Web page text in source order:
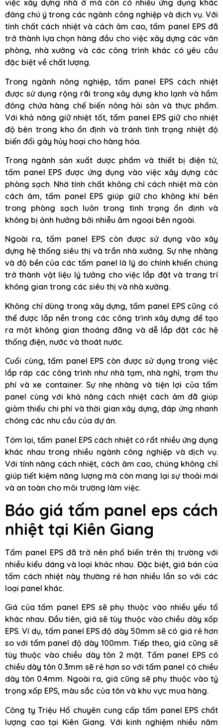
việc xây dựng nhà ở mà còn có nhiều ứng dụng khác
đáng chú ý trong các ngành công nghiệp và dịch vụ. Với
tính chất cách nhiệt và cách âm cao, tấm panel EPS đã
trở thành lựa chọn hàng đầu cho việc xây dựng các văn
phòng, nhà xưởng và các công trình khác có yêu cầu
đặc biệt về chất lượng.
Trong ngành nông nghiệp, tấm panel EPS cách nhiệt
được sử dụng rộng rãi trong xây dựng kho lạnh và hầm
đông chứa hàng chế biến nông hải sản và thực phẩm.
Với khả năng giữ nhiệt tốt, tấm panel EPS giữ cho nhiệt
độ bên trong kho ổn định và tránh tình trạng nhiệt độ
biến đổi gây hủy hoại cho hàng hóa.
Trong ngành sản xuất dược phẩm và thiết bị điện tử,
tấm panel EPS được ứng dụng vào việc xây dựng các
phòng sạch. Nhờ tính chất không chỉ cách nhiệt mà còn
cách âm, tấm panel EPS giúp giữ cho không khí bên
trong phòng sạch luôn trong tình trạng ổn định và
không bị ảnh hưởng bởi nhiễu âm ngoại bên ngoài.
Ngoài ra, tấm panel EPS còn được sử dụng vào xây
dựng hệ thống siêu thị và trần nhà xưởng. Sự nhẹ nhàng
và độ bền của các tấm panel là lý do chính khiến chúng
trở thành vật liệu lý tưởng cho việc lắp đặt và trang trí
không gian trong các siêu thị và nhà xưởng.
Không chỉ dùng trong xây dựng, tấm panel EPS cũng có
thể được lắp nền trong các công trình xây dựng để tạo
ra một không gian thoáng đãng và dễ lắp đặt các hệ
thống điện, nước và thoát nước.
Cuối cùng, tấm panel EPS còn được sử dụng trong việc
lắp ráp các công trình như nhà tạm, nhà nghỉ, trạm thu
phí và xe container. Sự nhẹ nhàng và tiện lợi của tấm
panel cùng với khả năng cách nhiệt cách âm đã giúp
giảm thiểu chi phí và thời gian xây dựng, đáp ứng nhanh
chóng các nhu cầu của dự án.
Tóm lại, tấm panel EPS cách nhiệt có rất nhiều ứng dụng
khác nhau trong nhiều ngành công nghiệp và dịch vụ.
Với tính năng cách nhiệt, cách âm cao, chúng không chỉ
giúp tiết kiệm năng lượng mà còn mang lại sự thoải mái
và an toàn cho môi trường làm việc.
Báo giá tấm panel eps cách
nhiệt tại Kiên Giang
Tấm panel EPS đã trở nên phổ biến trên thị trường với
nhiều kiểu dáng và loại khác nhau. Đặc biệt, giá bán của
tấm cách nhiệt này thường rẻ hơn nhiều lần so với các
loại panel khác.
Giá của tấm panel EPS sẽ phụ thuộc vào nhiều yếu tố
khác nhau. Đầu tiên, giá sẽ tùy thuộc vào chiều dày xốp
EPS. Ví dụ, tấm panel EPS độ dày 50mm sẽ có giá rẻ hơn
so với tấm panel độ dày 100mm. Tiếp theo, giá cũng sẽ
tùy thuộc vào chiều dày tôn 2 mặt. Tấm panel EPS có
chiều dày tôn 0.3mm sẽ rẻ hơn so với tấm panel có chiều
dày tôn 0.4mm. Ngoài ra, giá cũng sẽ phụ thuộc vào tỷ
trọng xốp EPS, màu sắc của tôn và khu vực mua hàng.
Công ty Triệu Hổ chuyên cung cấp tấm panel EPS chất
lượng cao tại Kiên Giang. Với kinh nghiệm nhiều năm